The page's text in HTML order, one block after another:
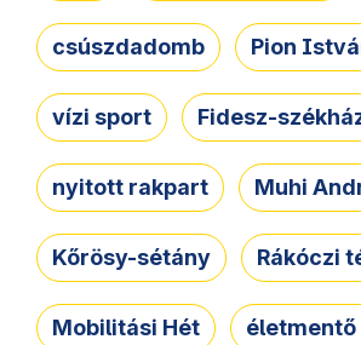
csúszdadomb Pion
vízi sport Fidesz-
nyitott rakpart Muhi
Kőrösy-sétány Rákóczi
Mobilitási Hét